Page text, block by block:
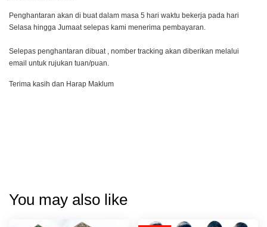
Penghantaran akan di buat dalam masa 5 hari waktu bekerja pada hari
Selasa hingga Jumaat selepas kami menerima pembayaran.
Selepas penghantaran dibuat , nomber tracking akan diberikan melalui
email untuk rujukan tuan/puan.
Terima kasih dan Harap Maklum
You may also like